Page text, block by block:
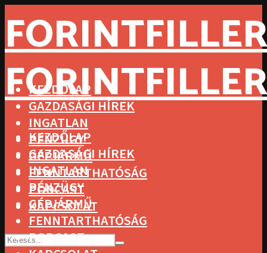
KEZDŐLAP
GAZDASÁGI HÍREK
INGATLAN
PÉNZÜGY
GÉPJÁRMŰ
FENNTARTHATÓSÁG
PODCAST
KAPCSOLAT
KEZDŐLAP
GAZDASÁGI HÍREK
INGATLAN
PÉNZÜGY
GÉPJÁRMŰ
FENNTARTHATÓSÁG
PODCAST